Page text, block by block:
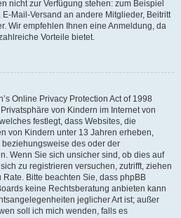
nicht zur Verfügung stehen: zum Beispiel
Mail-Versand an andere Mitglieder, Beitritt
Wir empfehlen Ihnen eine Anmeldung, da
Vorteile bietet.
Online Privacy Protection Act of 1998
von Kindern im Internet von
festlegt, dass Websites, die
von Kindern unter 13 Jahren erheben,
des oder der
Wenn Sie sich unsicher sind, ob dies auf
zu registrieren versuchen, zutrifft, ziehen
Bitte beachten Sie, dass phpBB
keine Rechtsberatung anbieten kann
jeglicher Art ist; außer
soll ich mich wenden, falls es